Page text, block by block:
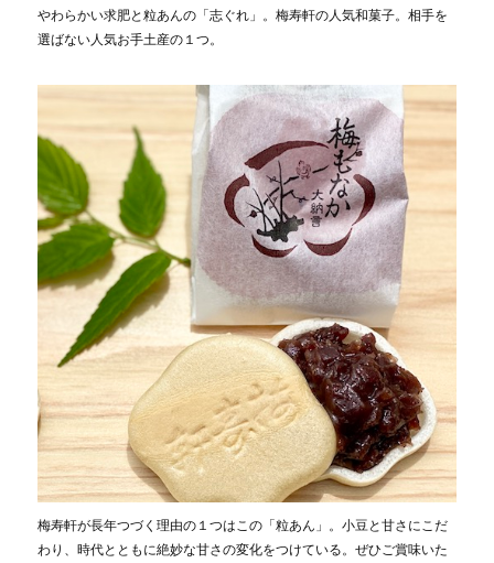
やわらかい求肥と粒あんの「志ぐれ」。梅寿軒の人気和菓子。相手を
選ばない人気お手土産の１つ。
梅寿軒が長年つづく理由の１つはこの「粒あん」。小豆と甘さにこだ
わり、時代とともに絶妙な甘さの変化をつけている。ぜひご賞味いた